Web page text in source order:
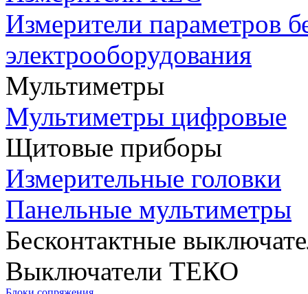
Измерители параметров
электрооборудования
Мультиметры
Мультиметры цифровые
Щитовые приборы
Измерительные головки
Панельные мультиметры
Бесконтактные
Выключатели ТЕКО